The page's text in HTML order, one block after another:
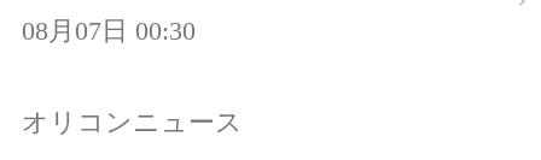
08月07日 00:30
オリコンニュース